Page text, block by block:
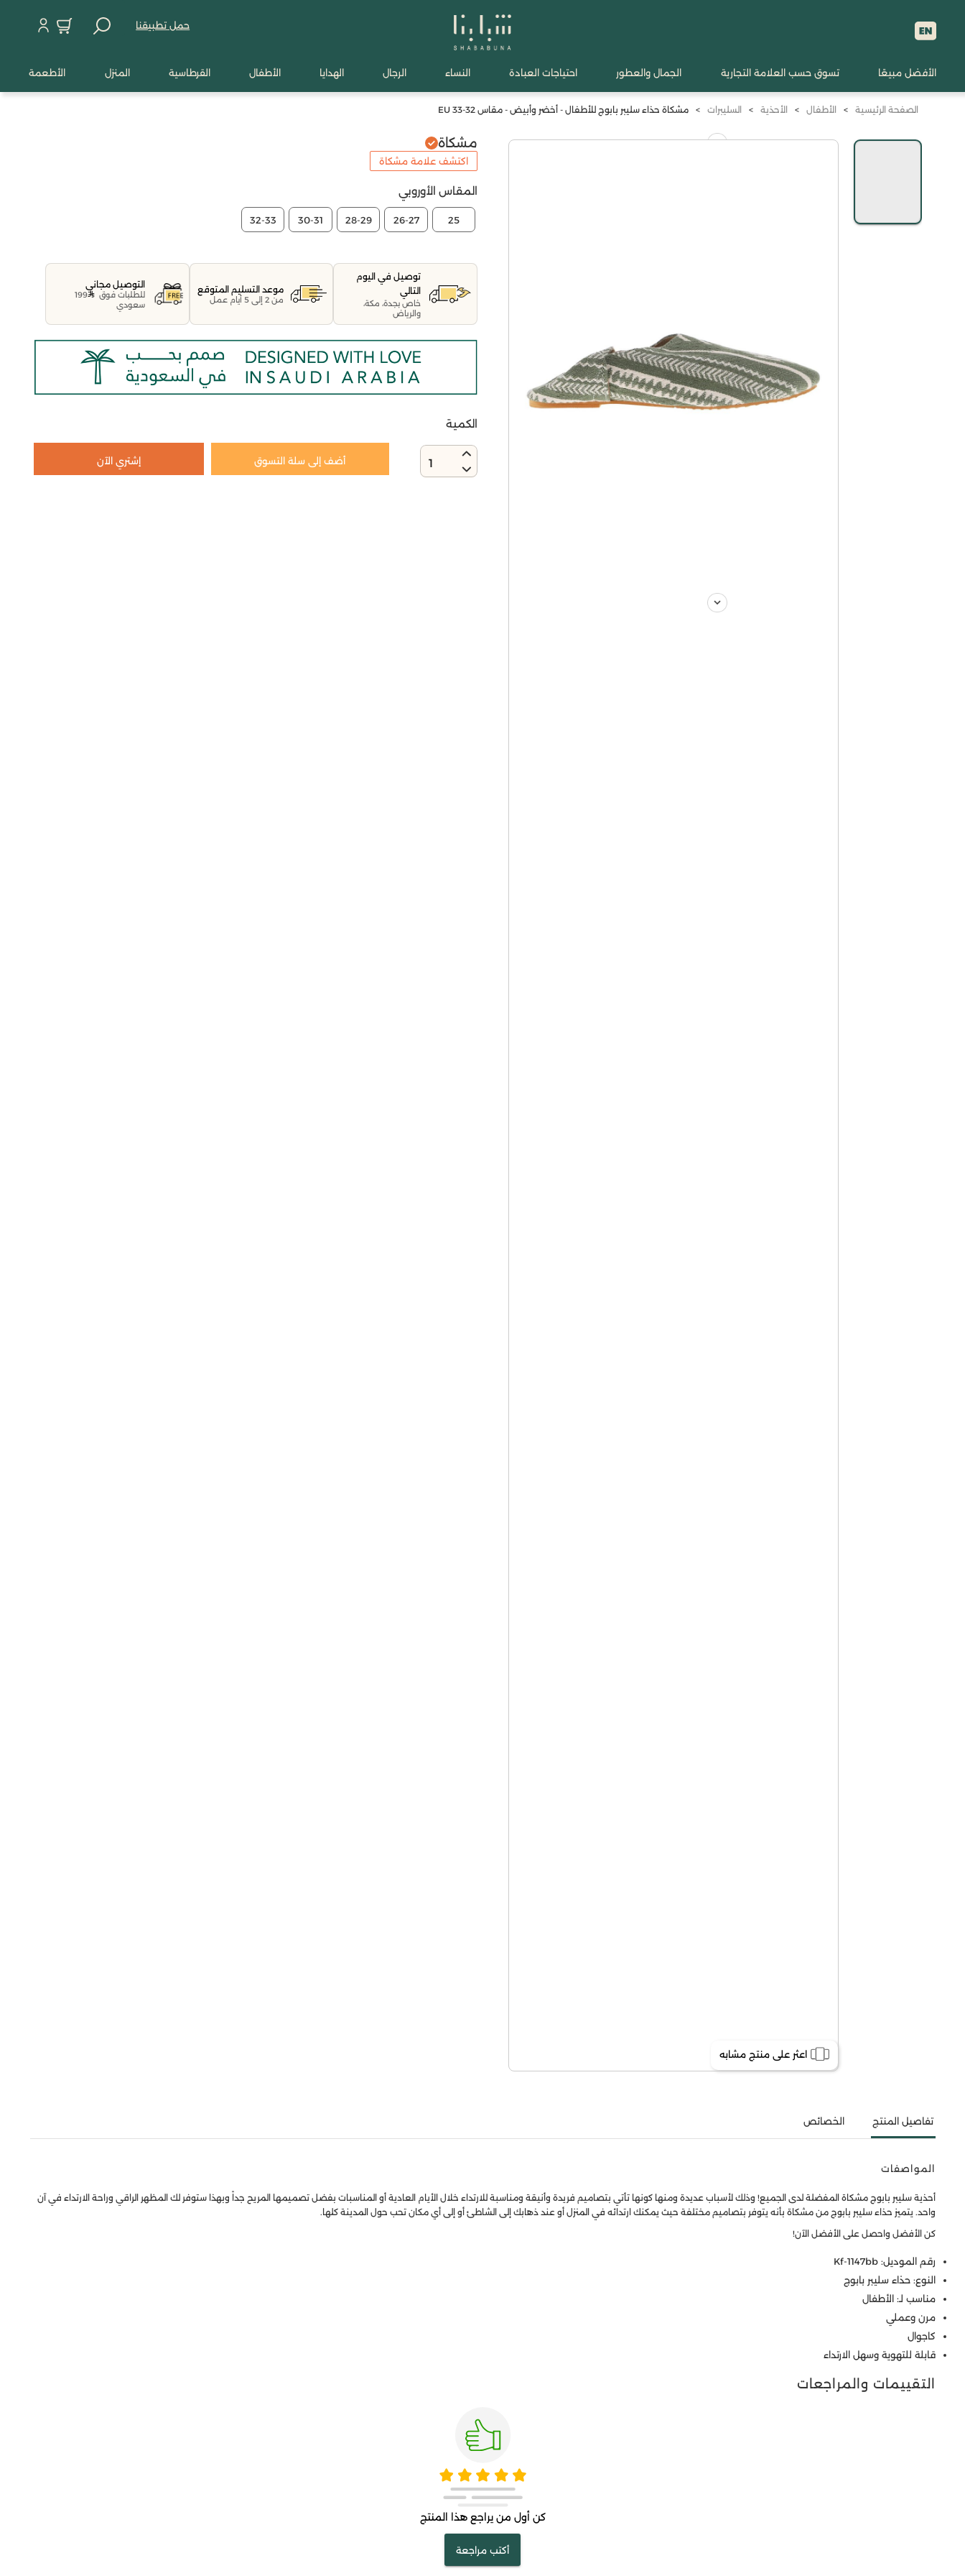
حمل تطبيقنا
الأفضل مبيعًا تسوق حسب العلامة التجارية الجمال والعطور احتياجات العبادة النساء الرجال الهدايا الأطفال القرطاسية المنزل الأطعمة
الصفحة الرئيسية > الأطفال > الأحذية > السليبرات > مشكاة حذاء سليبر بابوج للأطفال - أخضر وأبيض - مقاس 32-33 EU
اعثر على منتج مشابه
مشكاة
اكتشف علامة مشكاة
المقاس الأوروبي
25
26-27
28-29
30-31
32-33
توصيل في اليوم
التالي
خاص بجدة، مكة،
والرياض
موعد التسليم المتوقع
من 2 إلى 5 أيام عمل
التوصيل مجاني
للطلبات فوق
199
سعودي
الكمية
1 أضف إلى سلة التسوق إشتري الآن
تفاصيل المنتج الخصائص
المواصفات
أحذية سليبر بابوج مشكاة المفضلة لدى الجميع! وذلك لأسباب عديدة ومنها كونها تأتي بتصاميم فريدة وأنيقة ومناسبة للارتداء خلال الأيام العادية أو المناسبات بفضل تصميمها المريح جداً وبهذا ستوفر لك المظهر الراقي وراحة الارتداء في آن
واحد. يتميز حذاء سليبر بابوج من مشكاة بأنه يتوفر بتصاميم مختلفة حيث يمكنك ارتدائه في المنزل أو عند ذهابك إلى الشاطئ أو إلى أي مكان تحب حول المدينة كلها.
كن الأفضل واحصل على الأفضل الآن!
رقم الموديل: Kf-1147bb
النوع: حذاء سليبر بابوج
مناسب لـ: الأطفال
مرن وعملي
كاجوال
قابلة للتهوية وسهل الارتداء
التقييمات والمراجعات
كن أول من يراجع هذا المنتج
أكتب مراجعة